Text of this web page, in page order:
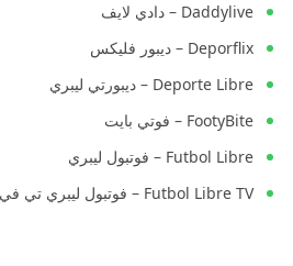
Daddylive – دادي لايف
Deporflix – ديبور فليكس
Deporte Libre – ديبورتي ليبري
FootyBite – فوتي بايت
Futbol Libre – فوتبول ليبري
Futbol Libre TV – فوتبول ليبري تي في